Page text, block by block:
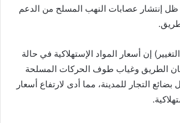
ظل إنتشار عصابات النهب المسلح من الدعم
إن أسعار المواد الإستهلاكية في حالة
الطريق وغياب طوف الحركات المسلحة
التجار للمدينة، مما أدى لارتفاع أسعار